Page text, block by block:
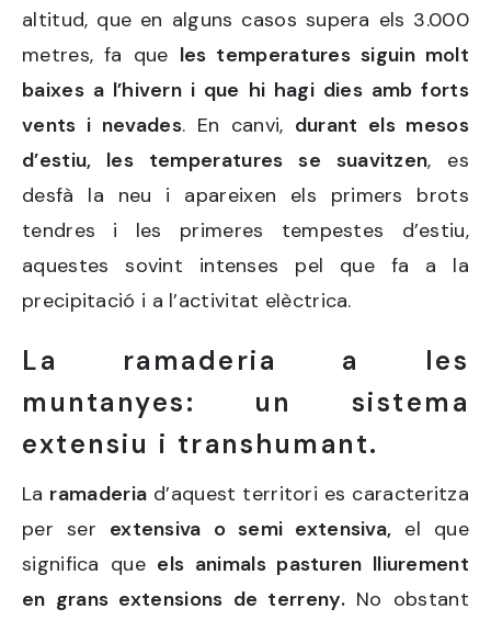
altitud, que en alguns casos supera els 3.000
metres, fa que les temperatures siguin molt
baixes a l’hivern i que hi hagi dies amb forts
vents i nevades. En canvi, durant els mesos
d’estiu, les temperatures se suavitzen, es
desfà la neu i apareixen els primers brots
tendres i les primeres tempestes d’estiu,
aquestes sovint intenses pel que fa a la
precipitació i a l’activitat elèctrica.
La ramaderia a les
muntanyes: un sistema
extensiu i transhumant.
La ramaderia d’aquest territori es caracteritza
per ser extensiva o semi extensiva, el que
significa que els animals pasturen lliurement
en grans extensions de terreny.No obstant